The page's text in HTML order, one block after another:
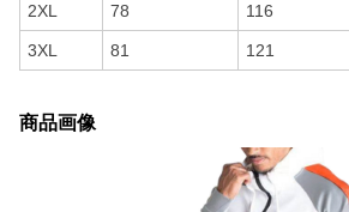
2XL 78 116
3XL 81 121
商品画像